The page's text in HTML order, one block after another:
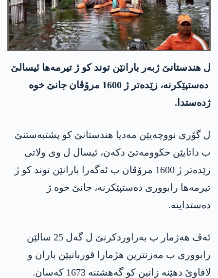
ل ھندستانێ ژبەر بارانێن توند کو ژ تیرمه‌ها ئیسالێ
ده‌ستپێكرنه‌، زێدەتر ژ 1600 مرۆڤان جانێ خوه‌
ژده‌ستدا.
ل گۆری نووچەیێن مه‌دیا ھندستانێ كو پشتبه‌ستنێ
ب داتایێن حكوومه‌تێ دكه‌ن، ئیسال ل وی ولاتی
زێده‌تر ژ 1600 مرۆڤان ب ئه‌گه‌را بارانێن توند كو ژ
تیرمه‌ها رابووری ده‌ستپێكرنه‌، جانێ خوه‌ ژ
ده‌ستداینه‌.
ئه‌ڤ هه‌ژمار ب به‌راوردكرنێ ل گه‌ل 25 سالێن
رابووری ب مه‌زنترین هژمارا قوربانیێن باران و
لافاوێ دهێنه‌ زانین كو گه‌هشتنه‌ 1673 كه‌سان.